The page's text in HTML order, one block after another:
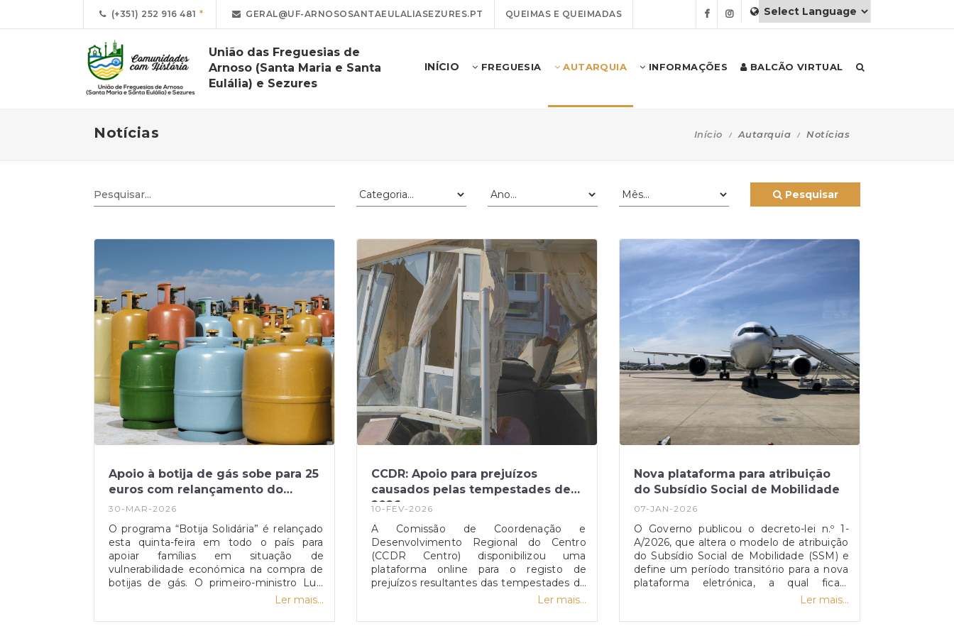
(+351) 252 916 481 GERAL@UF-ARNOSOSANTAEULALIASEZURES.PT QUEIMAS E QUEIMADAS
União das Freguesias de
Arnoso (Santa Maria e Santa
Eulália) e Sezures
INÍCIO FREGUESIA AUTARQUIA INFORMAÇÕES BALCÃO VIRTUAL
Notícias Início Autarquia Notícias
Pesquisar
Apoio à botija de gás sobe para 25
euros com relançamento do
programa
30-MAR-2026
O programa “Botija Solidária” é relançado
esta quinta-feira em todo o país para
apoiar famílias em situação de
vulnerabilidade económica na compra de
botijas de gás. O primeiro-ministro Luís
Montenegro anunciou o aumento da
durante os próximos três meses,
Ler mais...
CCDR: Apoio para prejuízos
causados pelas tempestades de
2026
10-FEV-2026
A Comissão de Coordenação e
Desenvolvimento Regional do Centro
(CCDR Centro) disponibilizou uma
plataforma online para o registo de
prejuízos resultantes das tempestades de
2026 que afetaram vários concelhos da
cidadãos, empresas, agricultores e
Ler mais...
Nova plataforma para atribuição
do Subsídio Social de Mobilidade
07-JAN-2026
O Governo publicou o decreto-lei n.º 1-
A/2026, que altera o modelo de atribuição
do Subsídio Social de Mobilidade (SSM) e
define um período transitório para a nova
plataforma eletrónica, a qual ficará
disponível a partir de 8 de janeiro. A
regiões autónomas e o continente,
Ler mais...